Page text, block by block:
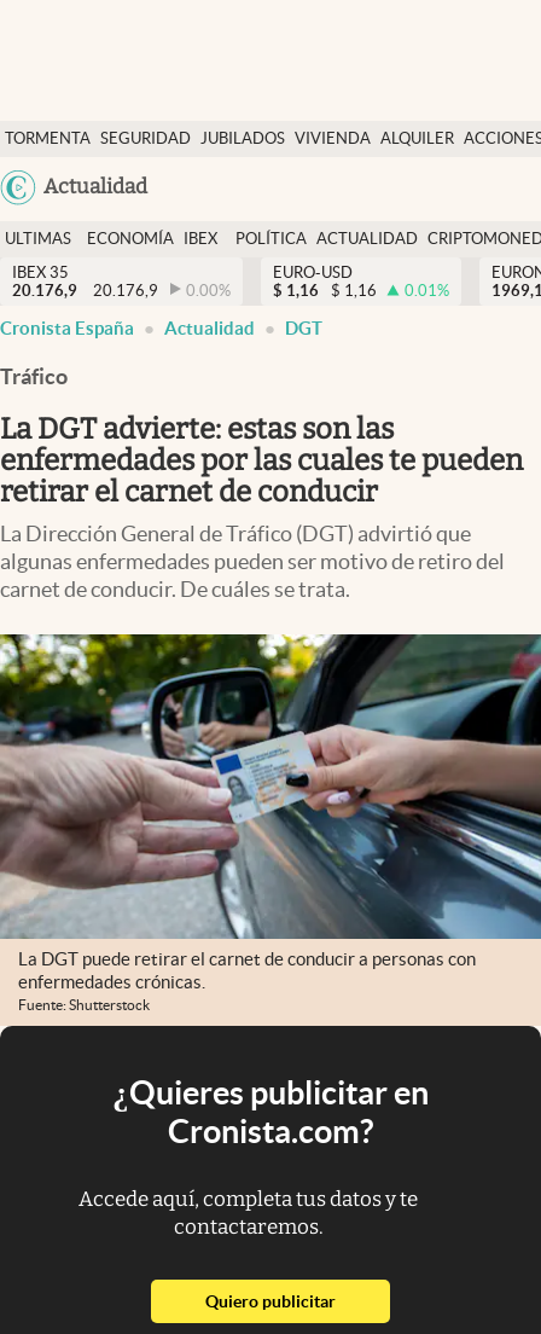
TORMENTA SEGURIDAD JUBILADOS VIVIENDA ALQUILER
USA
Actualidad
Economía y finanzas
Política
Actualidad
Criptomonedas
España
ULTIMAS
NOTICIAS
ECONOMÍA
FINANZAS
IBEX
EURO
POLÍTICA ACTUALIDAD
IBEX 35
20.176,9
20.176,9 0.00%
EURO-USD
$ 1,16 $ 1,16 0.01%
Cronista España Actualidad DGT
Tráfico
La DGT advierte: estas son las
enfermedades por las cuales te pueden
retirar el carnet de conducir
La Dirección General de Tráfico (DGT) advirtió que
algunas enfermedades pueden ser motivo de retiro del
carnet de conducir. De cuáles se trata.
La DGT puede retirar el carnet de conducir a personas con
enfermedades crónicas.
Fuente: Shutterstock
¿Quieres publicitar en
Cronista.com?
Accede aquí, completa tus datos y te
contactaremos.
Quiero publicitarabre en nueva pestaña